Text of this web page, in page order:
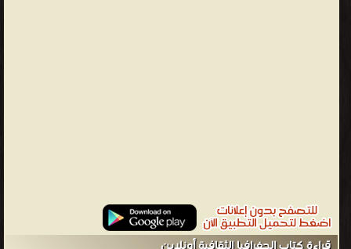
على دول وثقافات مختلفة على الأرض يمكن أن تعود إلى علماء الجغرافيا
القدامى مثل بطليموس (Ptolemy) أو سترابو (Strabo)، إلا أن الجغرافيا